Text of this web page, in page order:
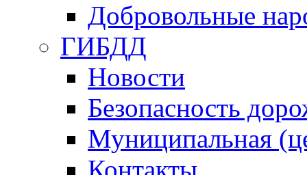
Добровольные
ГИБДД
Новости
Безопасность
Муниципальная